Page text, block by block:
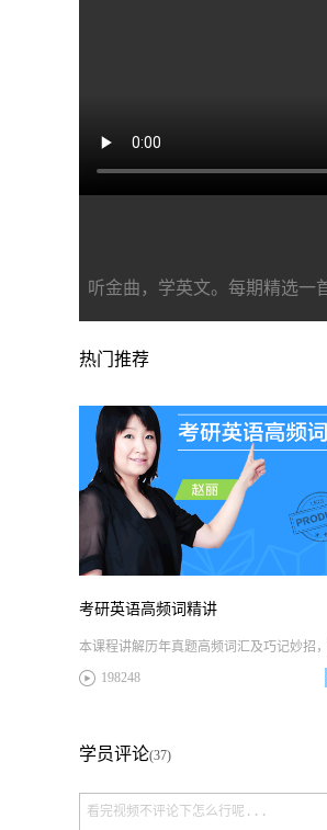
听金曲，学英文。每期精选一
热门推荐
考研英语高频词精讲
198248
学员评论(37)